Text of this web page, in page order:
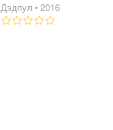
Дэдпул • 2016